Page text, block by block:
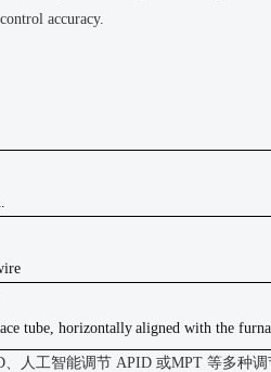
accuracy.
tube, horizontally aligned with the
、人工智能调节 APID 或MPT 等多种调